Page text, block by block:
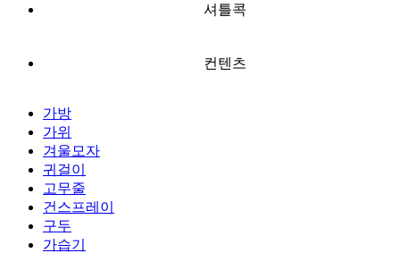
셔틀콕
컨텐츠
가방
가위
겨울모자
귀걸이
고무줄
건스프레이
구두
가습기